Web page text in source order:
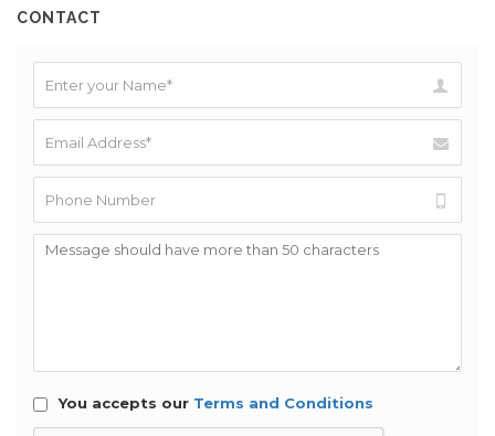
CONTACT
You accepts our Terms and Conditions